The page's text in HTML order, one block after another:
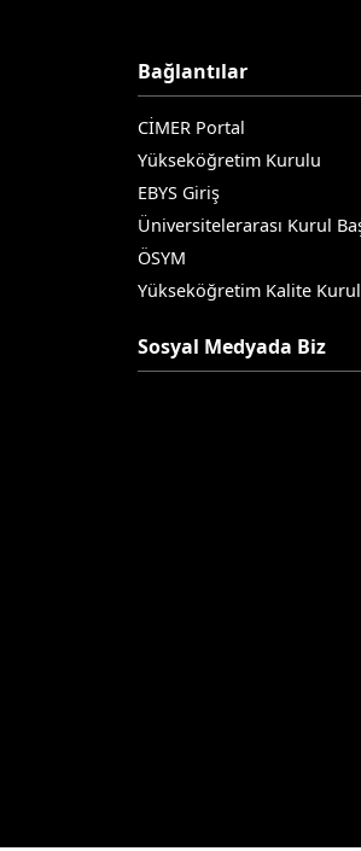
Bağlantılar
CİMER Portal
Yükseköğretim Kurulu
EBYS Giriş
Üniversitelerarası Kurul
ÖSYM
Yükseköğretim Kalite
Sosyal Medyada Biz